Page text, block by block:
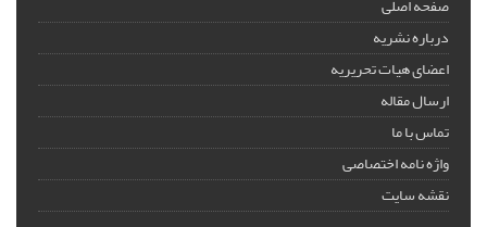
درباره نشریه
اعضای هیات تحریریه
ارسال مقاله
تماس با ما
واژه نامه اختصاصی
نقشه سایت